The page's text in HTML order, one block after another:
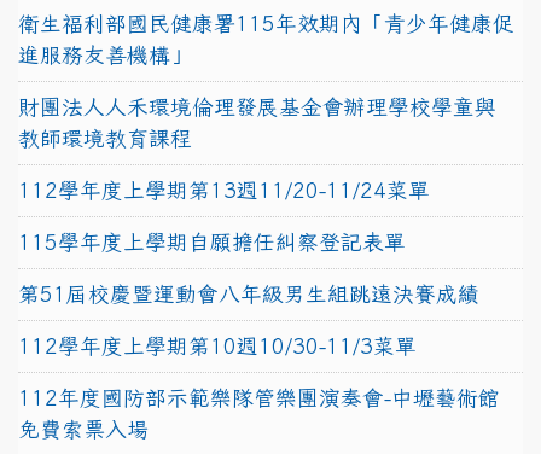
衛生福利部國民健康署115年效期內「青少年健康促
進服務友善機構」
財團法人人禾環境倫理發展基金會辦理學校學童與
教師環境教育課程
112學年度上學期第13週11/20-11/24菜單
115學年度上學期自願擔任糾察登記表單
第51屆校慶暨運動會八年級男生組跳遠決賽成績
112學年度上學期第10週10/30-11/3菜單
112年度國防部示範樂隊管樂團演奏會-中壢藝術館
免費索票入場